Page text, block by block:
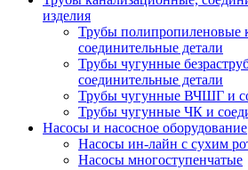
изделия
Трубы полипропиленовые
соединительные детали
Трубы чугунные
соединительные детали
Трубы чугунные ВЧШГ и
Трубы чугунные ЧК и
Насосы и насосное оборудование
Насосы ин-лайн с сухим
Насосы многоступенчатые